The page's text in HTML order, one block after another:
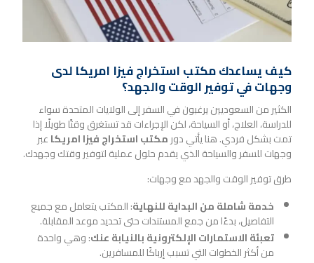
كيف يساعدك مكتب استخراج فيزا امريكا لدى
وجهات في توفير الوقت والجهد؟
الكثير من السعوديين يرغبون في السفر إلى الولايات المتحدة سواء
للدراسة، العلاج، أو السياحة، لكن الإجراءات قد تستغرق وقتًا طويلًا إذا
تمت بشكل فردي. هنا يأتي دورمكتب استخراج فيزا امريكاعبر
وجهات للسفر والسياحة الذي يقدم حلول عملية لتوفير وقتك وجهدك.
طرق توفير الوقت والجهد مع وجهات:
خدمة شاملة من البداية للنهاية: المكتب يتعامل مع جميع
التفاصيل، بدءًا من جمع المستندات حتى تحديد موعد المقابلة.
تعبئة الاستمارات الإلكترونية بالنيابة عنك: وهي واحدة
من أكثر الخطوات التي تسبب إرباكًا للمسافرين.